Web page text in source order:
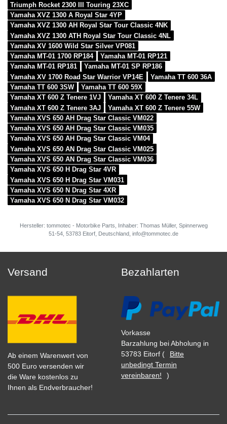
Triumph Rocket 2300 III Touring 23XC
Yamaha XVZ 1300 A Royal Star 4YP
Yamaha XVZ 1300 AH Royal Star Tour Classic 4NK
Yamaha XVZ 1300 ATH Royal Star Tour Classic 4NL
Yamaha XV 1600 Wild Star Silver VP081
Yamaha MT-01 1700 RP184
Yamaha MT-01 RP121
Yamaha MT-01 RP181
Yamaha MT-01 SP RP186
Yamaha XV 1700 Road Star Warrior VP14E
Yamaha TT 600 36A
Yamaha TT 600 3SW
Yamaha TT 600 59X
Yamaha XT 600 Z Tenere 1VJ
Yamaha XT 600 Z Tenere 34L
Yamaha XT 600 Z Tenere 3AJ
Yamaha XT 600 Z Tenere 55W
Yamaha XVS 650 AH Drag Star Classic VM022
Yamaha XVS 650 AH Drag Star Classic VM035
Yamaha XVS 650 AH Drag Star Classic VM04
Yamaha XVS 650 AN Drag Star Classic VM025
Yamaha XVS 650 AN Drag Star Classic VM036
Yamaha XVS 650 H Drag Star 4VR
Yamaha XVS 650 H Drag Star VM031
Yamaha XVS 650 N Drag Star 4XR
Yamaha XVS 650 N Drag Star VM032
Hersteller: tommotec - Motorbike Parts, Inhaber: Thomas Müller, Spinnerweg
51-54, 53783 Eitorf, Deutschland, info@tommotec.de
Versand
Ab einem Warenwert von
500 Euro versenden wir
die Ware kostenlos zu
Ihnen als Endverbraucher!
Bezahlarten
Vorkasse
Barzahlung bei Abholung in
53783 Eitorf (
Bitte
unbedingt Termin
vereinbaren!
)